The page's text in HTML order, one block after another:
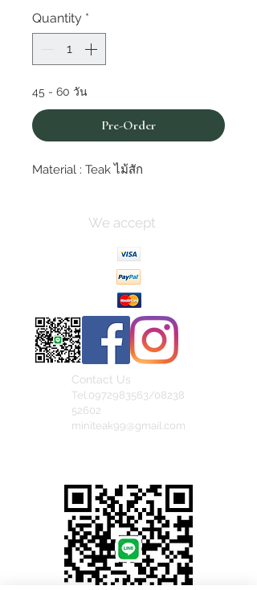
Quantity *
45 - 60 วัน
Pre-Order
Material : Teak ไม้สัก
We accept
Contact Us
Tel.0972983563/08238
52602
miniteak99@gmail.com